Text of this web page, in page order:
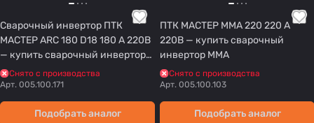
Сварочный инвертор ПТК
МАСТЕР ARC 180 D18 180 А 220В
— купить сварочный инвертор
MMA
Снято с производства
Арт. 005.100.171
Подобрать аналог
ПТК МАСТЕР ММА 220 220 А
220В — купить сварочный
инвертор MMA
Снято с производства
Арт. 005.100.103
Подобрать аналог